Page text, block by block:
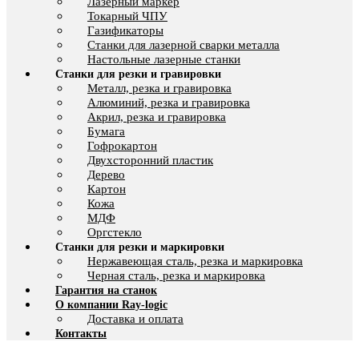
Токарный ЧПУ
Газификаторы
Cтанки для лазерной сварки металла
Настольные лазерные станки
Станки для резки и гравировки
Металл, резка и гравировка
Алюминий, резка и гравировка
Акрил, резка и гравировка
Бумага
Гофрокартон
Двухсторонний пластик
Дерево
Картон
Кожа
МДФ
Оргстекло
Станки для резки и маркировки
Нержавеющая сталь, резка и маркировка
Черная сталь, резка и маркировка
Гарантия на станок
О компании Ray-logic
Доставка и оплата
Контакты